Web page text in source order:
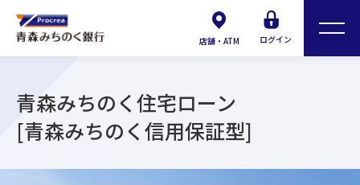
店舗・ATM ログイン
青森みちのく住宅ローン
[青森みちのく信用保証型]